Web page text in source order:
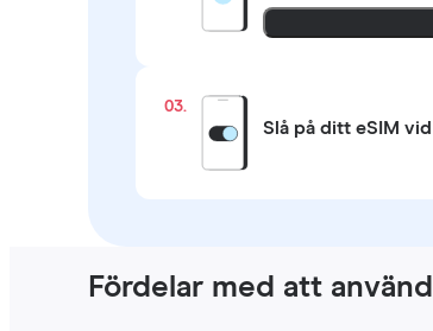
03.
Slå på ditt eSIM
Fördelar med att